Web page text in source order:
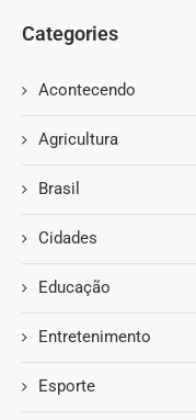
Categories
Acontecendo
Agricultura
Brasil
Cidades
Educação
Entretenimento
Esporte